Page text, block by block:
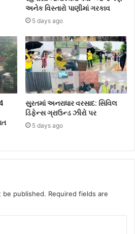
અનેક વિસ્તારો પાણીમાં ગરકાવ
5 days ago
સુરતમાં અનરાધાર વરસાદ: સિવિલ
ડિફેન્સ ગ્રાઉન્ડ ઝીરો પર
5 days ago
be published. Required fields are